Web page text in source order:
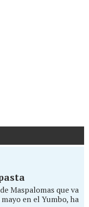
Maspalomas que va
en el Yumbo, ha